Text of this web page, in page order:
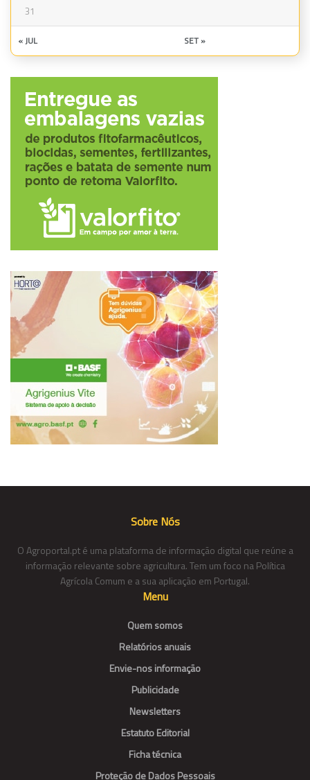
31
« JUL SET »
Sobre Nós
O Agroportal.pt é uma plataforma de informação digital que reúne a
informação relevante sobre agricultura. Tem um foco na Política
Agrícola Comum e a sua aplicação em Portugal.
Menu
Quem somos
Relatórios anuais
Envie-nos informação
Publicidade
Newsletters
Estatuto Editorial
Ficha técnica
Proteção de Dados Pessoais